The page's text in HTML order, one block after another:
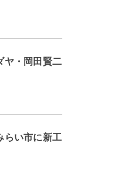
ヤ・岡田賢二
らい市に新工